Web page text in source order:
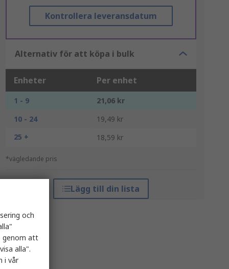
Kontrollera leveransdatum
Alternativ för att köpa i bulk
Enheter Per enhet
1 - 9
21,06 kr
10 - 24
19,49 kr
25 +
18,59 kr
*vägledande pris
Lägg till din lista
och
genom att
alla".
i vår